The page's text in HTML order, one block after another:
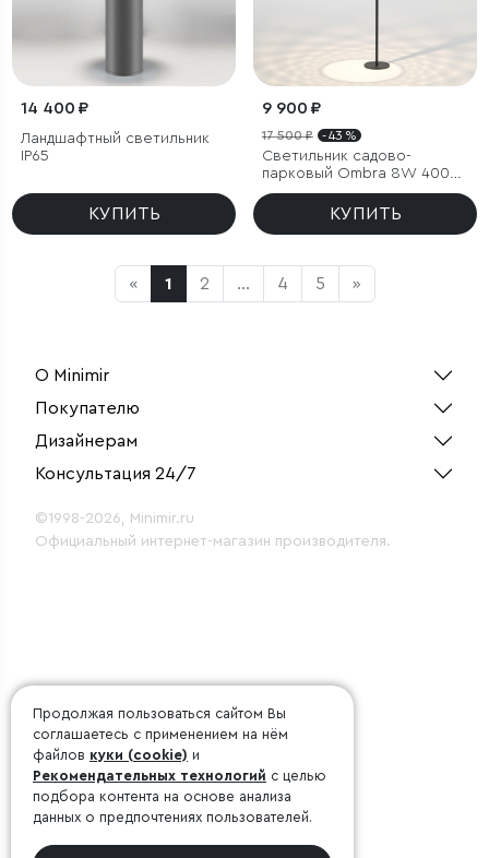
14 400 ₽
Ландшафтный светильник
IP65
КУПИТЬ
9 900 ₽
17 500 ₽ - 43 %
Светильник садово-
парковый Ombra 8W 4000K
черный
КУПИТЬ
« 1 2 ... 4 5 »
О Minimir
Покупателю
Дизайнерам
Консультация 24/7
©1998-2026, Minimir.ru
Официальный интернет-магазин производителя.
Продолжая пользоваться сайтом Вы
соглашаетесь с применением на нём
файлов куки (cookie) и
Рекомендательных технологий с целью
подбора контента на основе анализа
данных о предпочтениях пользователей.